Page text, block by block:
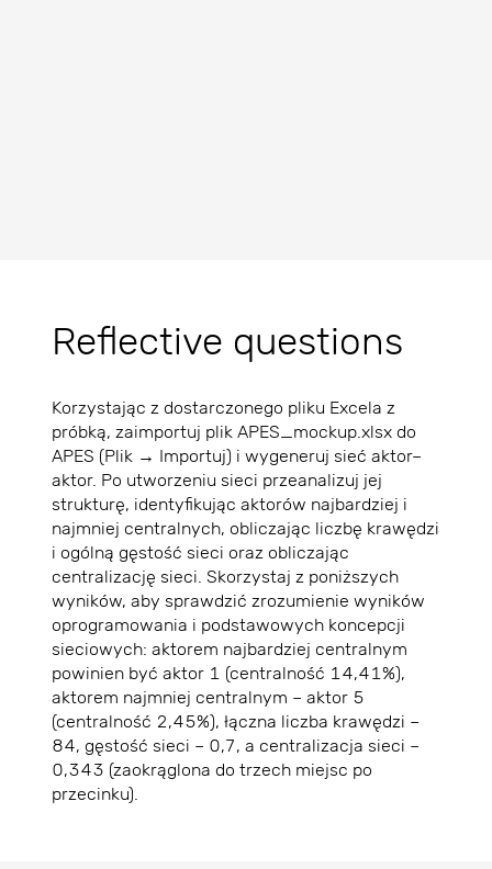
Reflective questions
Korzystając z dostarczonego pliku Excela z
próbką, zaimportuj plik APES_mockup.xlsx do
APES (Plik → Importuj) i wygeneruj sieć aktor–
aktor. Po utworzeniu sieci przeanalizuj jej
strukturę, identyfikując aktorów najbardziej i
najmniej centralnych, obliczając liczbę krawędzi
i ogólną gęstość sieci oraz obliczając
centralizację sieci. Skorzystaj z poniższych
wyników, aby sprawdzić zrozumienie wyników
oprogramowania i podstawowych koncepcji
sieciowych: aktorem najbardziej centralnym
powinien być aktor 1 (centralność 14,41%),
aktorem najmniej centralnym – aktor 5
(centralność 2,45%), łączna liczba krawędzi –
84, gęstość sieci – 0,7, a centralizacja sieci –
0,343 (zaokrąglona do trzech miejsc po
przecinku).